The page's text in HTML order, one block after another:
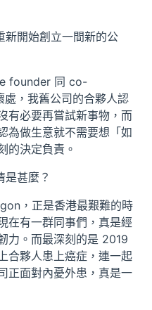
新開始創立一間新的公
founder 同 co-
，我舊公司的合夥人認
有必要再嘗試新事物，而
為做生意就不需要想「如
的決定負責。
是甚麼？
，正是香港最艱難的時
在有一群同事們，真是經
力。而最深刻的是 2019
合夥人患上癌症，連一起
正面對內憂外患，真是一